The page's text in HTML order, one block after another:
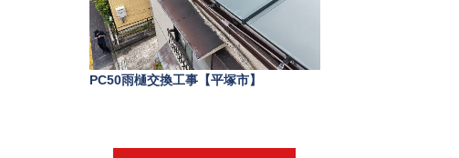
PC50雨樋交換工事【平塚市】